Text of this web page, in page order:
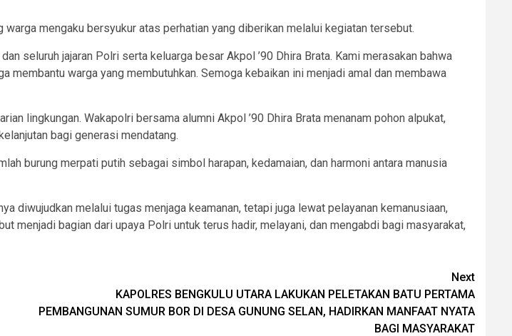
mengaku bersyukur atas perhatian yang diberikan melalui kegiatan tersebut.
seluruh jajaran Polri serta keluarga besar Akpol ’90 Dhira Brata. Kami merasakan bahwa
membantu warga yang membutuhkan. Semoga kebaikan ini menjadi amal dan membawa
lingkungan. Wakapolri bersama alumni Akpol ’90 Dhira Brata menanam pohon alpukat,
bagi generasi mendatang.
burung merpati putih sebagai simbol harapan, kedamaian, dan harmoni antara manusia
diwujudkan melalui tugas menjaga keamanan, tetapi juga lewat pelayanan kemanusiaan,
menjadi bagian dari upaya Polri untuk terus hadir, melayani, dan mengabdi bagi masyarakat,
Next
KAPOLRES BENGKULU UTARA LAKUKAN PELETAKAN BATU PERTAMA
PEMBANGUNAN SUMUR BOR DI DESA GUNUNG SELAN, HADIRKAN MANFAAT NYATA
BAGI MASYARAKAT